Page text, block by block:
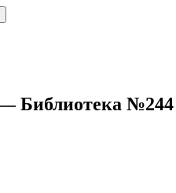
Библиотека